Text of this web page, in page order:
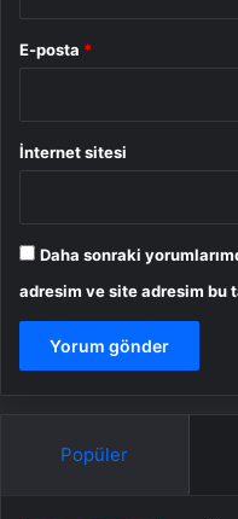
E-posta *
İnternet sitesi
Daha sonraki
adresim ve site adresim bu
Popüler